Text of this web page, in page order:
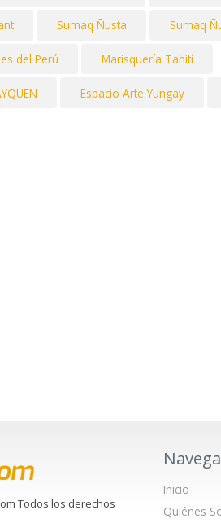
Sumaq Ñusta Sumaq
del Perú Marisquería Tahití
Espacio Arte Yungay
Todos los derechos
Inicio
Quiénes